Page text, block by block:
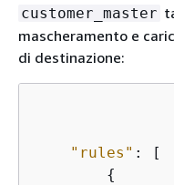
customer_master
mascheramento e
di destinazione:
"rules" : [
{